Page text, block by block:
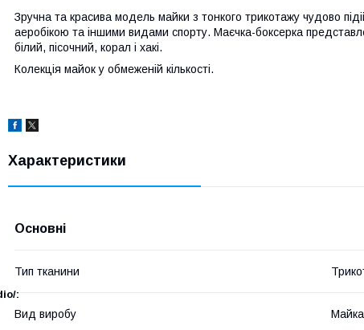
Зручна та красива модель майки з тонкого трикотажу чудово
аеробікою та іншими видами спорту. Маєчка-боксерка
білий, пісочний, корал і хакі.
Колекція майок у обмеженій кількості.
Характеристики
Основні
Тип тканини
Вид виробу Майка